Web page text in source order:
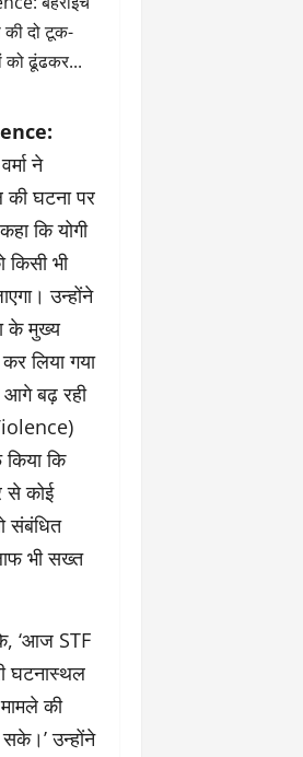
ने
की घटना पर
कि योगी
किसी भी
उन्होंने
के मुख्य
लिया गया
बढ़ रही
कि
से कोई
संबंधित
भी सख्त
‘आज STF
घटनास्थल
की
उन्होंने